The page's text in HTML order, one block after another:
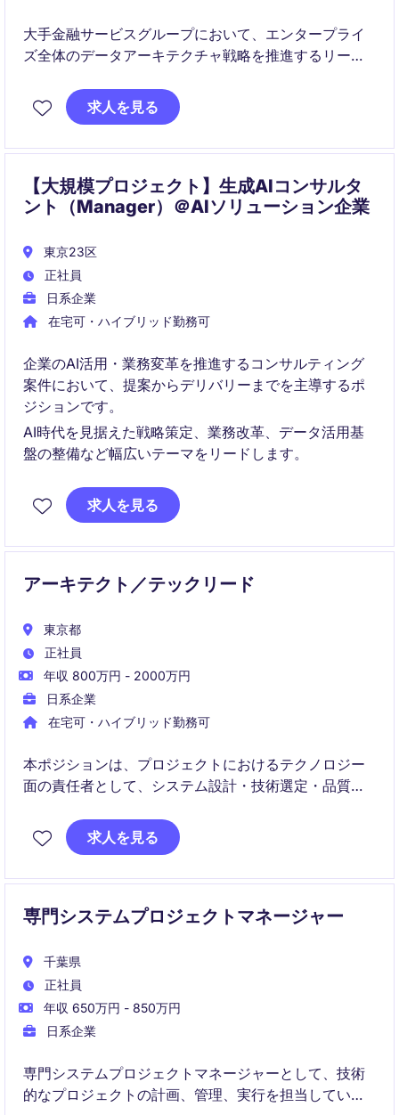
大手金融サービスグループにおいて、エンタープライ
ズ全体のデータアーキテクチャ戦略を推進するリーダ
しながら、経営レベルの意思決定を支える次世代デー
タ基盤の構築を牽引していただきます。
求人を見る
【大規模プロジェクト】生成AIコンサルタ
ント（Manager）＠AIソリューション企業
東京23区
正社員
日系企業
在宅可・ハイブリッド勤務可
企業のAI活用・業務変革を推進するコンサルティング
案件において、提案からデリバリーまでを主導するポ
ジションです。
AI時代を見据えた戦略策定、業務改革、データ活用基
盤の整備など幅広いテーマをリードします。
求人を見る
アーキテクト／テックリード
東京都
正社員
年収 800万円 - 2000万円
日系企業
在宅可・ハイブリッド勤務可
本ポジションは、プロジェクトにおけるテクノロジー
面の責任者として、システム設計・技術選定・品質担
金融領域を中心にDX案件も含め、アーキテクトとして
求人を見る
専門システムプロジェクトマネージャー
千葉県
正社員
年収 650万円 - 850万円
日系企業
専門システムプロジェクトマネージャーとして、技術
的なプロジェクトの計画、管理、実行を担当していた